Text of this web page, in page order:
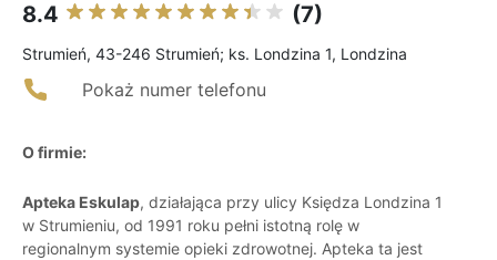
8.4 (7)
Strumień, 43-246 Strumień; ks. Londzina 1, Londzina
Pokaż numer telefonu
O firmie:
Apteka Eskulap, działająca przy ulicy Księdza Londzina 1
w Strumieniu, od 1991 roku pełni istotną rolę w
regionalnym systemie opieki zdrowotnej. Apteka ta jest